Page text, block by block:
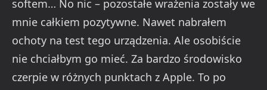
softem… No nic – pozostałe wrażenia zostały we
mnie całkiem pozytywne. Nawet nabrałem
ochoty na test tego urządzenia. Ale osobiście
nie chciałbym go mieć. Za bardzo środowisko
czerpie w różnych punktach z Apple. To po